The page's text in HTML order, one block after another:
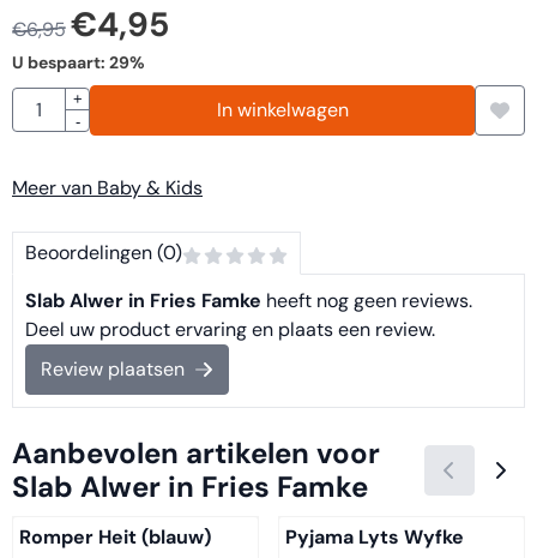
€6,95€4,95
U bespaart: 29%
Aantal
+
-
In winkelwagen
Meer van Baby & Kids
Beoordelingen (0)
Slab Alwer in Fries Famke heeft nog geen reviews.
Deel uw product ervaring en plaats een review.
Review plaatsen
Aanbevolen artikelen voor
Slab Alwer in Fries Famke
Romper Heit (blauw) Pyjama Lyts Wyfke